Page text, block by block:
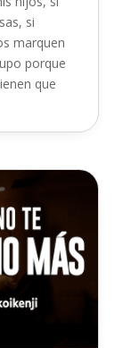
si
marquen
porque
que